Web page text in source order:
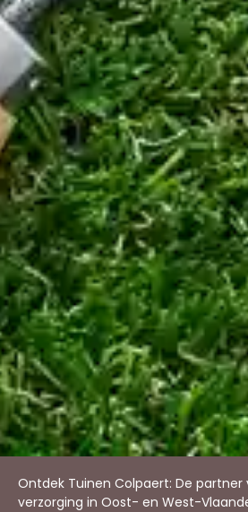
Ontdek Tuinen Colpaert: De
verzorging in Oost- en West-